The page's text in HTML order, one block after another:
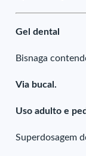
Gel dental
Bisnaga
Via bucal.
Uso adulto e
Superdosagem